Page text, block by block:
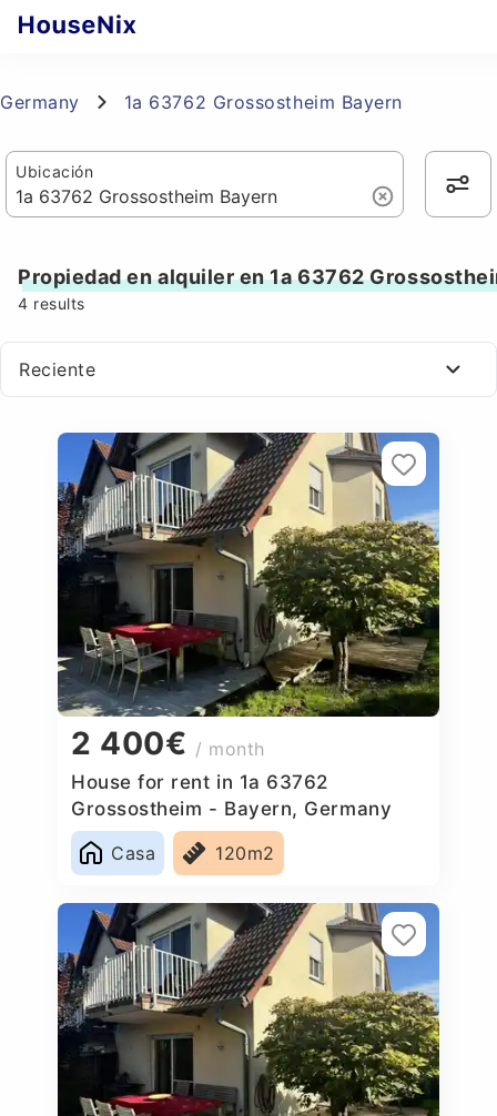
Germany 1a 63762 Grossostheim Bayern
Ubicación
Propiedad en alquiler en 1a 63762
4 results
Reciente
2 400€ / month
House for rent in 1a 63762
Grossostheim - Bayern, Germany
Casa
120m2